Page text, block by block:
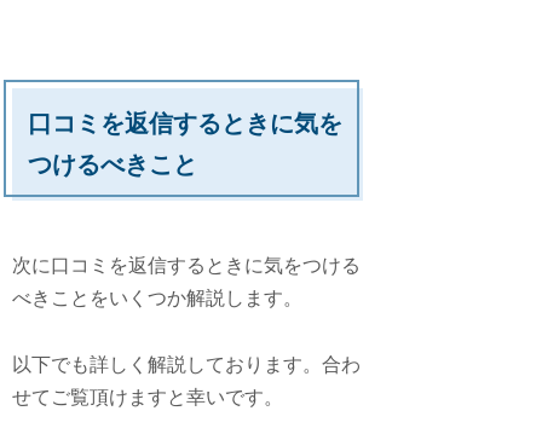
口コミを返信するときに気を
つけるべきこと
次に口コミを返信するときに気をつける
べきことをいくつか解説します。
以下でも詳しく解説しております。合わ
せてご覧頂けますと幸いです。